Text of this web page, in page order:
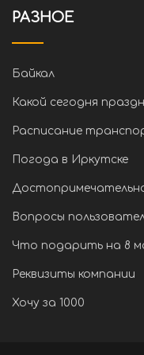
РАЗНОЕ
Байкал
Какой сегодня
Расписание
Погода в Иркутске
Вопросы
Что подарить на 8
Реквизиты компании
Хочу за 1000